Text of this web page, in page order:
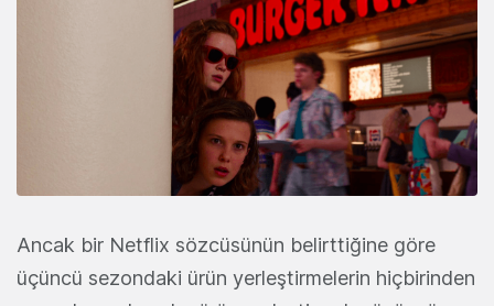
Ancak bir Netflix sözcüsünün belirttiğine göre
üçüncü sezondaki ürün yerleştirmelerin hiçbirinden